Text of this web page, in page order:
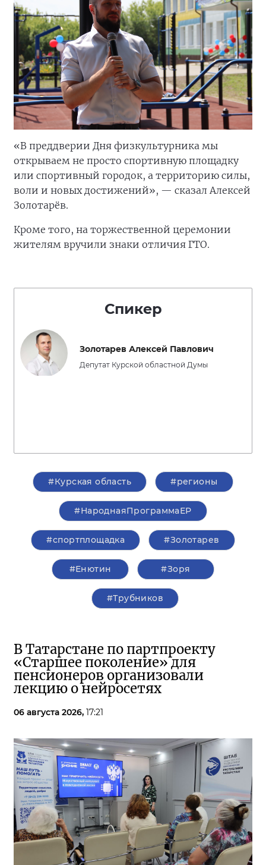
«В преддверии Дня физкультурника мы
открываем не просто спортивную площадку
или спортивный городок, а территорию силы,
воли и новых достижений», — сказал Алексей
Золотарёв.
Кроме того, на торжественной церемонии
жителям вручили знаки отличия ГТО.
Спикер
Золотарев Алексей Павлович
Депутат Курской областной Думы
#Курская область #регионы
#НароднаяПрограммаЕР
#спортплощадка #Золотарев
#Енютин #Зоря
#Трубников
В Татарстане по партпроекту
«Старшее поколение» для
пенсионеров организовали
лекцию о нейросетях
06 августа 2026, 17:21